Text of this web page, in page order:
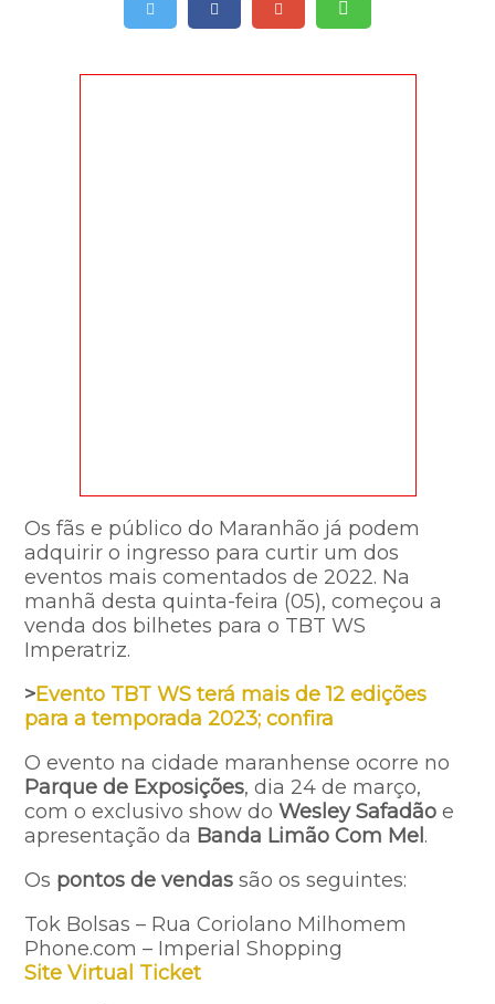
Os fãs e público do Maranhão já podem
adquirir o ingresso para curtir um dos
eventos mais comentados de 2022. Na
manhã desta quinta-feira (05), começou a
venda dos bilhetes para o TBT WS
Imperatriz.
>Evento TBT WS terá mais de 12 edições
para a temporada 2023; confira
O evento na cidade maranhense ocorre no
Parque de Exposições, dia 24 de março,
com o exclusivo show doWesley Safadão e
apresentação da Banda Limão Com Mel .
Os pontos de vendas são os seguintes:
Tok Bolsas – Rua Coriolano Milhomem
Phone.com – Imperial Shopping
Site Virtual Ticket